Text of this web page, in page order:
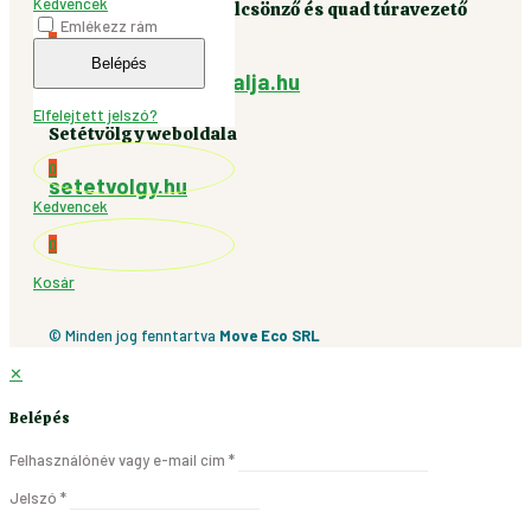
0
Emlékezz rám
Belépés
Elfelejtett jelszó?
0
Kedvencek
0
Kosár
Elektromos eszközkölcsönző és quad túravezető
szolgáltatás
www.e-cserepvaralja.hu
Setétvölgy weboldala
setetvolgy.hu
© Minden jog fenntartva Move Eco SRL
✕
Belépés
Felhasználónév vagy e-mail cím *
Jelszó *